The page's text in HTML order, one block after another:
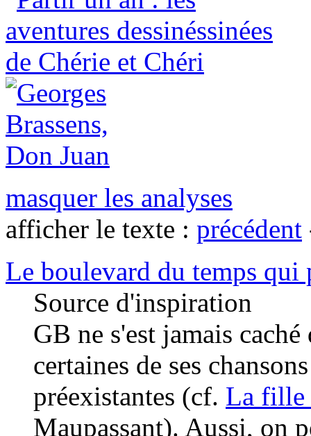
masquer les analyses
afficher le texte : précédent
Le boulevard du temps qui
Source d'inspiration
GB ne s'est jamais
certaines de ses
préexistantes (cf. La fille
Maupassant). Aussi, on